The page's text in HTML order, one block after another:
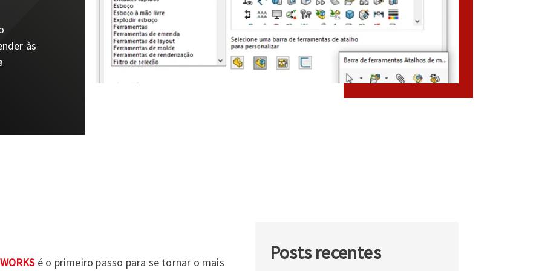
às
é o primeiro passo para se tornar o mais Posts recentes